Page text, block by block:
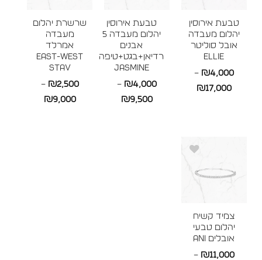
טבעת אירוסין
יהלום מעבדה
אובל סוליטר
ELLIE
₪4,000
–
₪17,000
טבעת אירוסין
יהלום מעבדה 5
אבנים
רדיאן+בגט+טיפה
JASMINE
₪4,000
–
₪9,500
שרשרת יהלום
מעבדה
אמרלד
East-West
STAV
₪2,500
–
₪9,000
צמיד קשיח
יהלום טבעי
אובלים ANI
₪11,000
–